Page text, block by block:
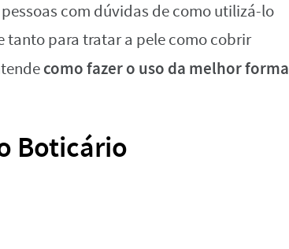
com dúvidas de como utilizá-lo
tanto para tratar a pele como cobrir
como fazer o uso da melhor forma
Boticário